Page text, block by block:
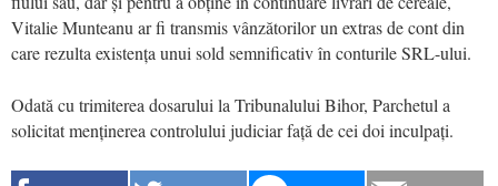
Vitalie Munteanu ar fi transmis vânzătorilor un extras de cont din
care rezulta existența unui sold semnificativ în conturile SRL-ului.
Odată cu trimiterea dosarului la Tribunalului Bihor, Parchetul a
solicitat menținerea controlului judiciar față de cei doi inculpați.